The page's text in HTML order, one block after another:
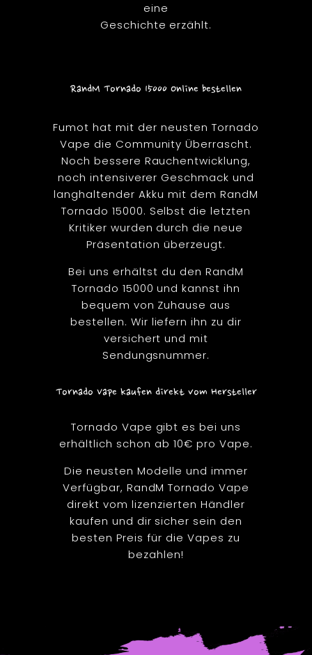
eine
Geschichte erzählt.
RandM Tornado 15000 Online bestellen
Fumot hat mit der neusten Tornado
Vape die Community Überrascht.
Noch bessere Rauchentwicklung,
noch intensiverer Geschmack und
langhaltender Akku mit dem RandM
Tornado 15000. Selbst die letzten
Kritiker wurden durch die neue
Präsentation überzeugt.
Bei uns erhältst du den RandM
Tornado 15000 und kannst ihn
bequem von Zuhause aus
bestellen. Wir liefern ihn zu dir
versichert und mit
Sendungsnummer.
Tornado Vape kaufen direkt vom Hersteller
Tornado Vape gibt es bei uns
erhältlich schon ab 10€ pro Vape.
Die neusten Modelle und immer
Verfügbar, RandM Tornado Vape
direkt vom lizenzierten Händler
kaufen und dir sicher sein den
besten Preis für die Vapes zu
bezahlen!